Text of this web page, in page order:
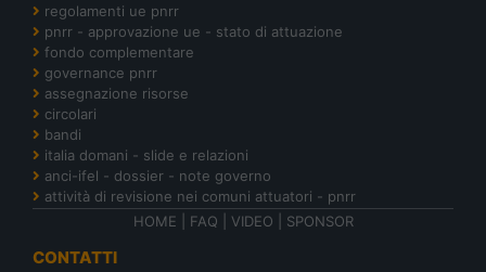
regolamenti ue pnrr
pnrr - approvazione ue - stato di attuazione
fondo complementare
governance pnrr
assegnazione risorse
circolari
bandi
italia domani - slide e relazioni
anci-ifel - dossier - note governo
attività di revisione nei comuni attuatori - pnrr
HOME
FAQ VIDEO SPONSOR
CONTATTI